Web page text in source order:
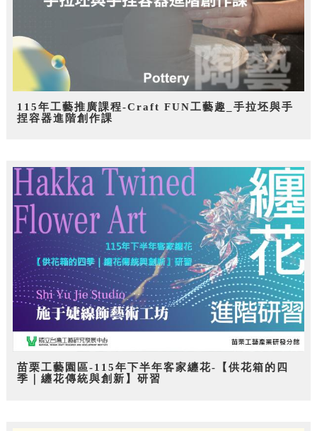
115年工藝推廣課程-Craft FUN工藝趣_手拉坯與手
捏容器進階創作課
苗栗工藝園區-115年下半年客家纏花-【供花箱的四
季｜纏花傳統與創新】研習